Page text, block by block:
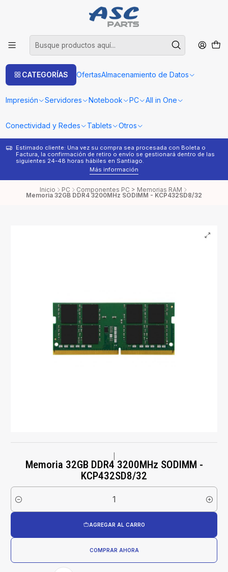
CATEGORÍAS OfertasAlmacenamiento de Datos
Impresión Servidores Notebook PC All in One
Conectividad y Redes Tablets Otros
Estimado cliente: Una vez su compra sea procesada con Boleta o
Factura, la confirmación de retiro o envío se gestionará dentro de las
siguientes 24-48 horas hábiles en Santiago.
Más información
Inicio PC Componentes PC > Memorias RAM
Memoria 32GB DDR4 3200MHz SODIMM - KCP432SD8/32
Memoria 32GB DDR4 3200MHz SODIMM -
KCP432SD8/32
Cantidad
AGREGAR AL CARRO
COMPRAR AHORA